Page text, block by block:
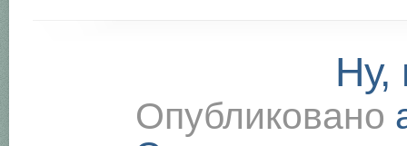
Ну,
Опубликовано